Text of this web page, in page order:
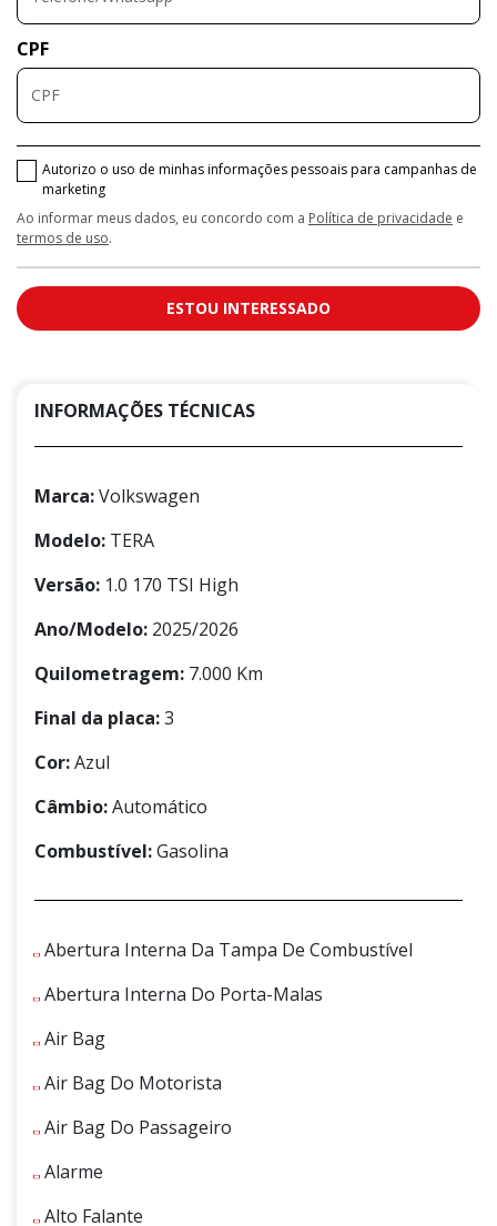
CPF
Autorizo o uso de minhas informações pessoais para campanhas de
marketing
Ao informar meus dados, eu concordo com a Política de privacidade e
termos de uso.
ESTOU INTERESSADO
INFORMAÇÕES TÉCNICAS
Marca:Volkswagen
Modelo: TERA
Versão: 1.0 170 TSI High
Ano/Modelo: 2025/2026
Quilometragem: 7.000 Km
Final da placa:3
Cor:Azul
Câmbio:Automático
Combustível:Gasolina
Abertura Interna Da Tampa De Combustível
Abertura Interna Do Porta-Malas
Air Bag
Air Bag Do Motorista
Air Bag Do Passageiro
Alarme
Alto Falante